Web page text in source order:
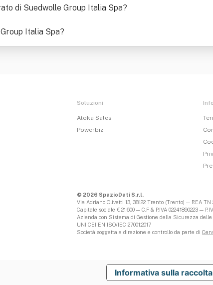
di Suedwolle Group Italia Spa?
Italia Spa?
Soluzioni
Atoka Sales
Powerbiz
© 2026 SpazioDati S.r.l.
Via Adriano Olivetti 13, 38122 Trento (Trento) — REA TN
Capitale sociale € 21.600 — C.F & P.IVA 02241890223 —
Azienda con Sistema di Gestione della Sicurezza
UNI CEI EN ISO/IEC 27001:2017
Società soggetta a direzione e controllo da parte di
Informativa sulla raccolta